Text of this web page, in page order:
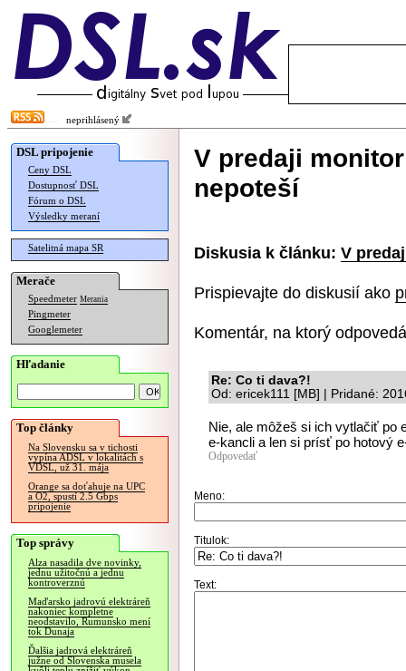
neprihlásený
DSL pripojenie
Ceny DSL
Dostupnosť DSL
Fórum o DSL
Výsledky meraní
Satelitná mapa SR
Merače
Speedmeter Merania
Pingmeter
Googlemeter
Hľadanie
Top články
Na Slovensku sa v tichosti
vypína ADSL v lokalitách s
VDSL, už 31. mája
Orange sa doťahuje na UPC
a O2, spustí 2.5 Gbps
pripojenie
Top správy
Alza nasadila dve novinky,
jednu užitočnú a jednu
kontroverznú
Maďarsko jadrovú elektráreň
nakoniec kompletne
neodstavilo, Rumunsko mení
tok Dunaja
Ďalšia jadrová elektráreň
južne od Slovenska musela
V predaji
nepoteší
Diskusia k článku: V
Prispievajte do diskusií ako
Komentár, na ktorý
Re: Co ti dava?!
Od: ericek111 [MB] | Pridané:
Nie, ale môžeš si ich vytlačiť po
e-kancli a len si prísť po hotový
Odpovedať
Meno:
Titulok:
Text: